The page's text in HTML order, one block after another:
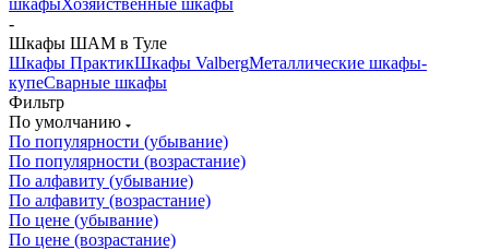
-
Шкафы ШАМ в Туле
Шкафы ПрактикШкафы ValbergМеталлические шкафы-
купеСварные шкафы
Фильтр
По умолчанию
По популярности (убывание)
По популярности (возрастание)
По алфавиту (убывание)
По алфавиту (возрастание)
По цене (убывание)
По цене (возрастание)